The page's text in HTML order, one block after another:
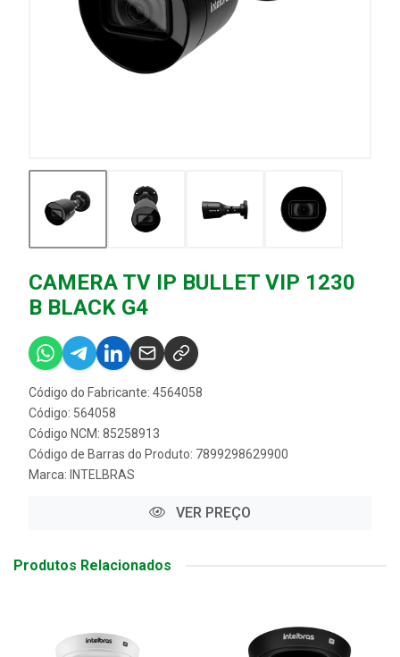
CAMERA TV IP BULLET VIP 1230
B BLACK G4
Código do Fabricante: 4564058
Código: 564058
Código NCM: 85258913
Código de Barras do Produto: 7899298629900
Marca: INTELBRAS
VER PREÇO
Produtos Relacionados